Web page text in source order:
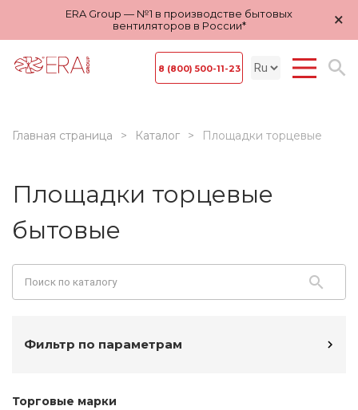
ERA Group — №1 в производстве бытовых
вентиляторов в России*
×
8 (800) 500-11-23
Главная страница Каталог Площадки торцевые
Площадки торцевые
бытовые
Фильтр по параметрам
Торговые марки